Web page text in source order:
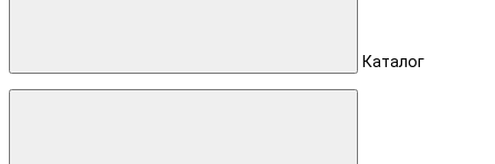
Каталог